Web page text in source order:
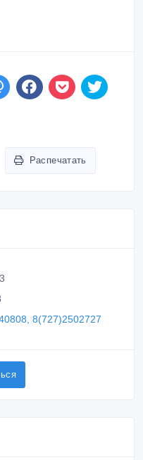
Распечатать
8(727)2502727